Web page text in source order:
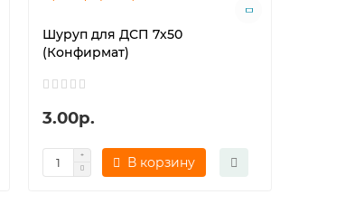
Шуруп для ДСП 7х50
(Конфирмат)
3.00р.
В корзину